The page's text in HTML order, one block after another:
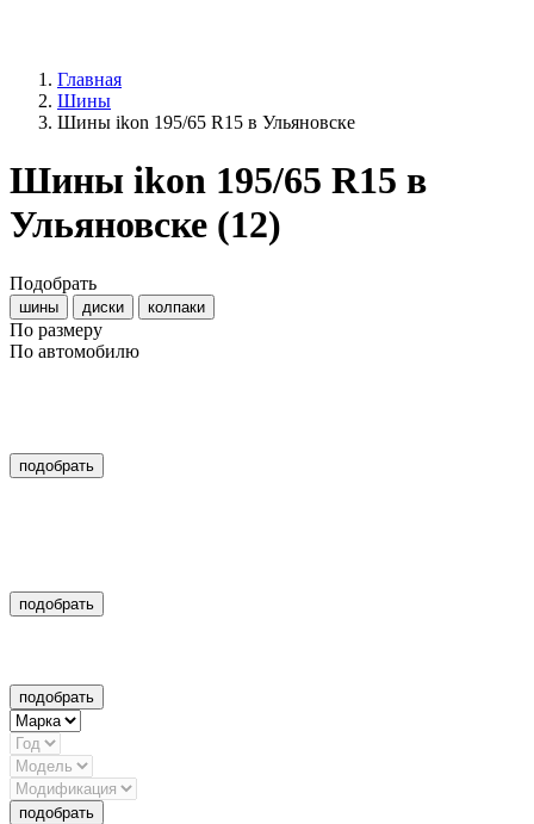
Главная
Шины
Шины ikon 195/65 R15 в Ульяновске
Шины ikon 195/65 R15 в
Ульяновске (12)
Подобрать
шины диски колпаки
По размеру
По автомобилю
подобрать
подобрать
подобрать
подобрать